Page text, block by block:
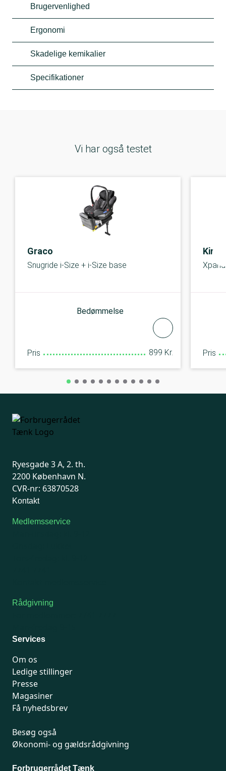
Brugervenlighed
Ergonomi
Skadelige kemikalier
Specifikationer
Vi har også testet
Graco
Snugride i-Size + i-Size base
Bedømmelse
Pris 899 Kr. Pris
Ryesgade 3 A, 2. th.
2200 København N.
CVR-nr: 63870528
Kontakt
Medlemsservice
Rådgivning
Services
Om os
Ledige stillinger
Presse
Magasiner
Få nyhedsbrev
Besøg også
Økonomi- og gældsrådgivning
Forbrugerrådet Tænk